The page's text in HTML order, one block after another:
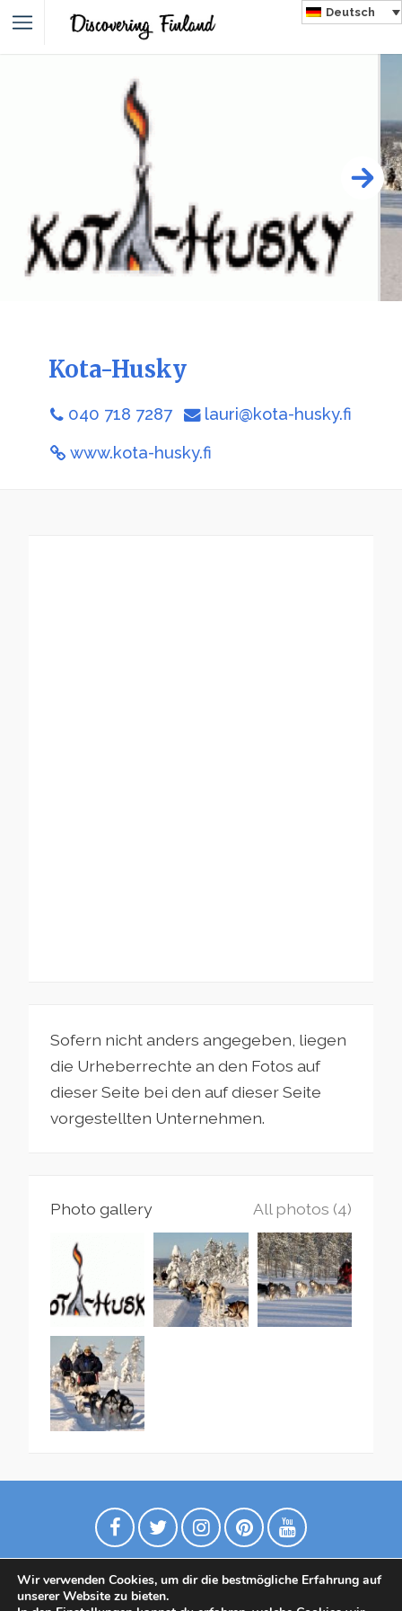
Deutsch
Kota-Husky
040 718 7287 lauri@kota-husky.fi
www.kota-husky.fi
Sofern nicht anders angegeben, liegen
die Urheberrechte an den Fotos auf
dieser Seite bei den auf dieser Seite
vorgestellten Unternehmen.
Photo gallery All photos (4)
Wir verwenden Cookies, um dir die bestmögliche Erfahrung auf
unserer Website zu bieten.